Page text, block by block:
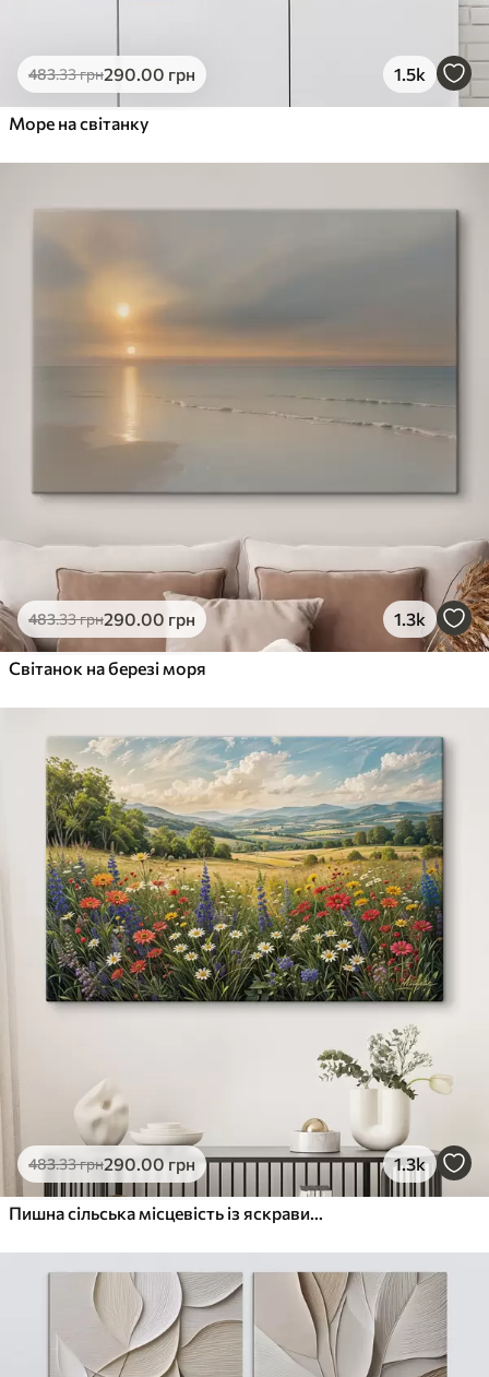
483.33грн290.00 грн 1.5k
Море на світанку
483.33грн290.00 грн 1.3k
Світанок на березі моря
483.33грн290.00 грн 1.3k
Пишна сільська місцевість із яскравим лугом диких квітів, наповненим різнокольоровими квітами під хмарним небом